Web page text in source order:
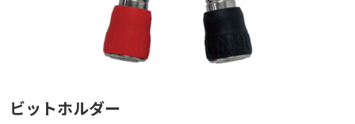
ビットホルダー